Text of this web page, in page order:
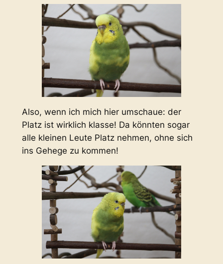
Also, wenn ich mich hier umschaue: der
Platz ist wirklich klasse! Da könnten sogar
alle kleinen Leute Platz nehmen, ohne sich
ins Gehege zu kommen!